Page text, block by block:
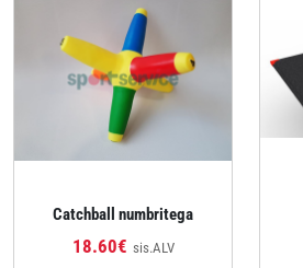
Catchball numbritega
18.60€ sis.ALV